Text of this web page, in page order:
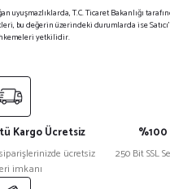
uyuşmazlıklarda, T.C. Ticaret Bakanlığı
bu değerin üzerindeki durumlarda ise
yetkilidir.
Kargo Ücretsiz
ücretsiz
imkanı
%100
250 Bit SSL